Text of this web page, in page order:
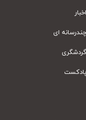
ای